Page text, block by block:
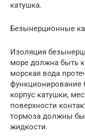
катушка.
Безынерционные
Изоляция
море должна быть
морская вода
функционирование
корпус катушки,
поверхности
тормоза должны
жидкости.